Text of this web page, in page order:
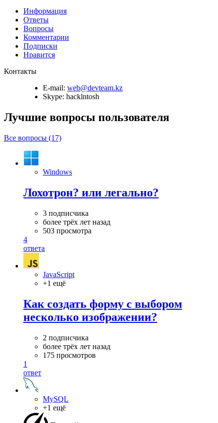
Информация
Ответы
Вопросы
Комментарии
Подписки
Нравится
Контакты
E-mail: web@devteam.kz
Skype: hacklntosh
Лучшие вопросы пользователя
Все вопросы (17)
Windows
Лохотрон? или легально?
3 подписчика
более трёх лет назад
503 просмотра
4
ответа
JavaScript
+1 ещё
Как создать форму с выбором
несколько изображении?
2 подписчика
более трёх лет назад
175 просмотров
1
ответ
MySQL
+1 ещё